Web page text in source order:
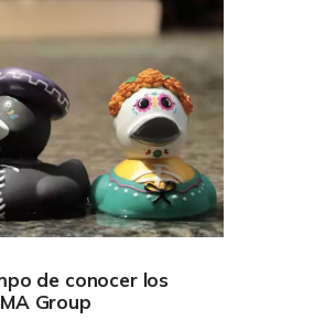
de conocer los
Group